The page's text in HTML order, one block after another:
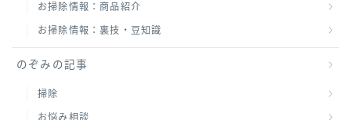
お掃除情報：商品紹介
お掃除情報：裏技・豆知識
のぞみの記事
掃除
お悩み相談